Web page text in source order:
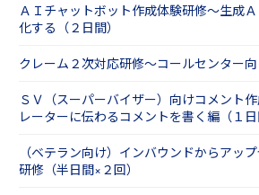
ＡＩチャットボット作成体験研修～生成
化する（２日間）
クレーム２次対応研修～コールセンター向
ＳＶ（スーパーバイザー）向けコメント
レーターに伝わるコメントを書く編（１日
（ベテラン向け）インバウンドからアッ
研修（半日間×２回）